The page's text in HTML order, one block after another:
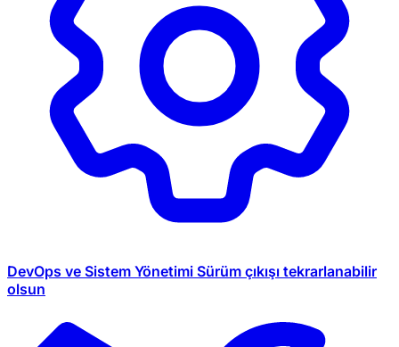
DevOps ve Sistem Yönetimi Sürüm çıkışı tekrarlanabilir
olsun